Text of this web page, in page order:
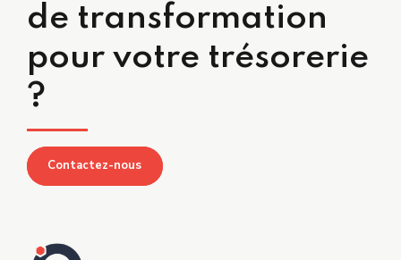
de transformation
pour votre trésorerie
?
Contactez-nous